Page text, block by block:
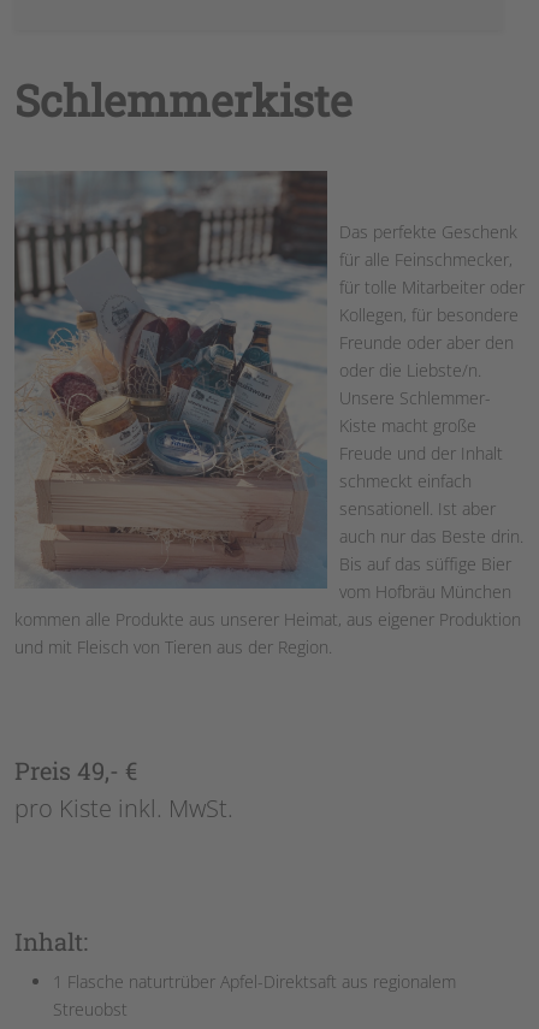
Schlemmerkiste
Das perfekte Geschenk
für alle Feinschmecker,
für tolle Mitarbeiter oder
Kollegen, für besondere
Freunde oder aber den
oder die Liebste/n.
Unsere Schlemmer-
Kiste macht große
Freude und der Inhalt
schmeckt einfach
sensationell. Ist aber
auch nur das Beste drin.
Bis auf das süffige Bier
vom Hofbräu München
kommen alle Produkte aus unserer Heimat, aus eigener Produktion
und mit Fleisch von Tieren aus der Region.
Preis 49,- €
pro Kiste inkl. MwSt.
Inhalt:
1 Flasche naturtrüber Apfel-Direktsaft aus regionalem
Streuobst